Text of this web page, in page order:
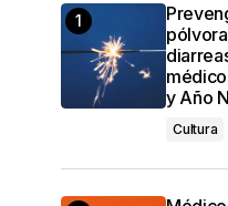
y Año
Cultura